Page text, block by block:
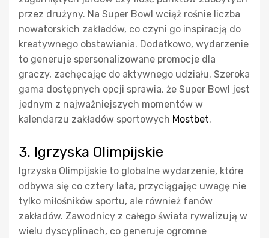
przez drużyny. Na Super Bowl wciąż rośnie liczba
nowatorskich zakładów, co czyni go inspiracją do
kreatywnego obstawiania. Dodatkowo, wydarzenie
to generuje spersonalizowane promocje dla
graczy, zachęcając do aktywnego udziału. Szeroka
gama dostępnych opcji sprawia, że Super Bowl jest
jednym z najważniejszych momentów w
kalendarzu zakładów sportowych Mostbet.
3. Igrzyska Olimpijskie
Igrzyska Olimpijskie to globalne wydarzenie, które
odbywa się co cztery lata, przyciągając uwagę nie
tylko miłośników sportu, ale również fanów
zakładów. Zawodnicy z całego świata rywalizują w
wielu dyscyplinach, co generuje ogromne